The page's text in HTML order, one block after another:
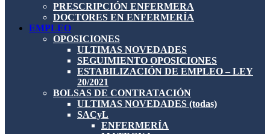
PRESCRIPCIÓN ENFERMERA
DOCTORES EN ENFERMERÍA
EMPLEO
OPOSICIONES
ULTIMAS NOVEDADES
SEGUIMIENTO OPOSICIONES
ESTABILIZACIÓN DE EMPLEO – LEY
20/2021
BOLSAS DE CONTRATACIÓN
ULTIMAS NOVEDADES (todas)
SACyL
ENFERMERÍA